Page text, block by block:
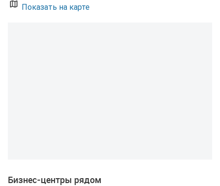
Показать на карте
Бизнес-центры рядом